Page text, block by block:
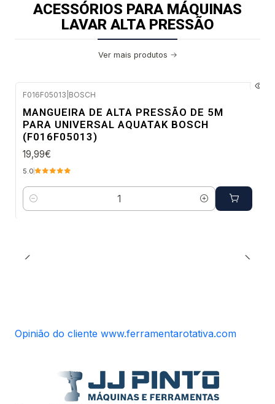
ACESSÓRIOS PARA MÁQUINAS
LAVAR ALTA PRESSÃO
Ver mais produtos
F016F05013 BOSCH
MANGUEIRA DE ALTA PRESSÃO DE 5M
PARA UNIVERSAL AQUATAK BOSCH
(F016F05013)
19,99€
5.0
Quantidade
Opinião do cliente www.ferramentarotativa.com